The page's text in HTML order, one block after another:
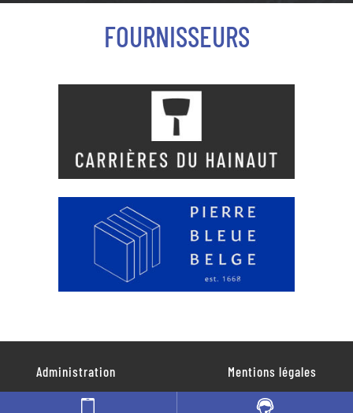
FOURNISSEURS
Administration Mentions légales